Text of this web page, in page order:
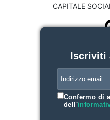
CAPITALE
Iscriviti
Confermo di
dell'